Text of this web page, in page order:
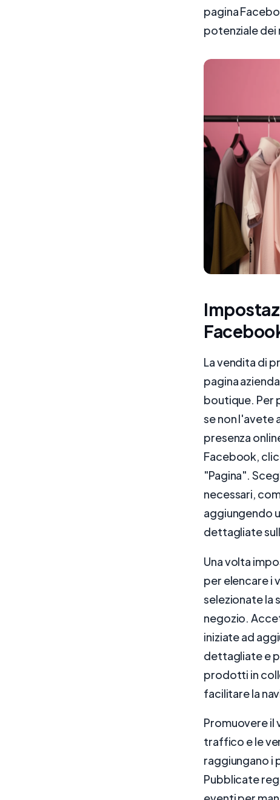
pagina
potenziale dei
La vendita di
pagina
boutique. Per
se non l'avete
presenza
Facebook,
"Pagina".
necessari,
aggiungendo
dettagliate
Una volta
per elencare i
selezionate la
negozio.
iniziate ad
dettagliate e
prodotti in
facilitare la
Promuovere il
traffico e le
raggiungano i
Pubblicate